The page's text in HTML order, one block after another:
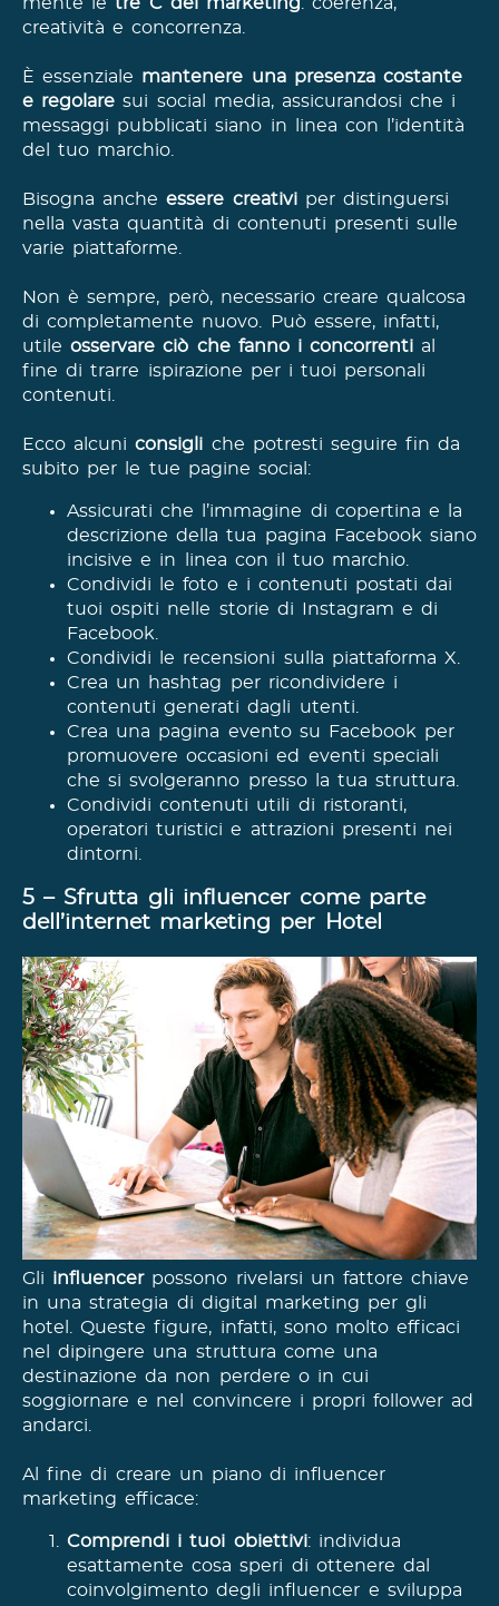
creatività e concorrenza.
È essenziale mantenere una presenza costante
e regolare sui social media, assicurandosi che i
messaggi pubblicati siano in linea con l’identità
del tuo marchio.
Bisogna ancheessere creativiper distinguersi
nella vasta quantità di contenuti presenti sulle
varie piattaforme.
Non è sempre, però, necessario creare qualcosa
di completamente nuovo. Può essere, infatti,
utileosservare ciò che fanno i concorrenti al
fine di trarre ispirazione per i tuoi personali
contenuti.
Ecco alcuniconsigli che potresti seguire fin da
subito per le tue pagine social:
Assicurati che l’immagine di copertina e la
descrizione della tua pagina Facebook siano
incisive e in linea con il tuo marchio.
Condividi le foto e i contenuti postati dai
tuoi ospiti nelle storie di Instagram e di
Facebook.
Condividi le recensioni sulla piattaforma X.
Crea un hashtag per ricondividere i
contenuti generati dagli utenti.
Crea una pagina evento su Facebook per
promuovere occasioni ed eventi speciali
che si svolgeranno presso la tua struttura.
Condividi contenuti utili di ristoranti,
operatori turistici e attrazioni presenti nei
dintorni.
5 – Sfrutta gli influencer come parte
dell’internet marketing per Hotel
Gli influencerpossono rivelarsi un fattore chiave
in una strategia di digital marketing per gli
hotel. Queste figure, infatti, sono molto efficaci
nel dipingere una struttura come una
destinazione da non perdere o in cui
soggiornare e nel convincere i propri follower ad
andarci.
Al fine di creare un piano di influencer
marketing efficace:
Comprendi i tuoi obiettivi: individua
esattamente cosa speri di ottenere dal
coinvolgimento degli influencer e sviluppa